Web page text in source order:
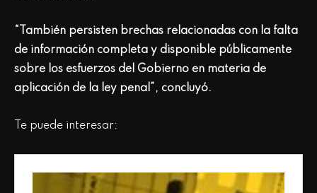
“También persisten brechas relacionadas con la falta
de información completa y disponible públicamente
sobre los esfuerzos del Gobierno en materia de
aplicación de la ley penal”, concluyó.
Te puede interesar: